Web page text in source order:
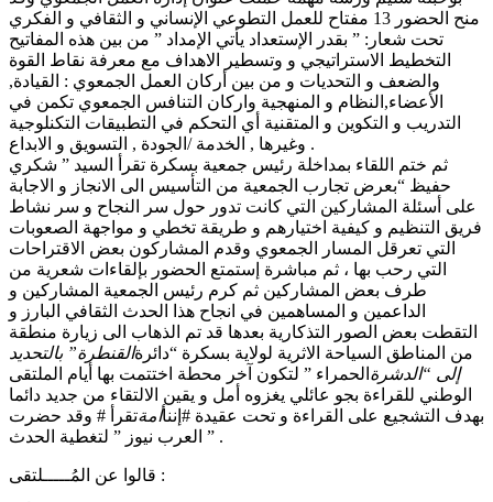
منح الحضور 13 مفتاح للعمل التطوعي الإنساني و الثقافي و الفكري
تحت شعار: ” بقدر الإستعداد يأتي الإمداد ” من بين هذه المفاتيح
التخطيط الاستراتيجي و وتسطير الاهداف مع معرفة نقاط القوة
والضعف و التحديات و من بين أركان العمل الجمعوي : القيادة,
الأعضاء,النظام و المنهجية واركان التنافس الجمعوي تكمن في
التدريب و التكوين و المتقنية أي التحكم في التطبيقات التكنلوجية
وغيرها , الخدمة /الجودة , التسويق و الابداع .
ثم ختم اللقاء بمداخلة رئيس جمعية بسكرة تقرأ السيد ” شكري
حفيظ “بعرض تجارب الجمعية من التأسيس الى الانجاز و الاجابة
على أسئلة المشاركين التي كانت تدور حول سر النجاح و سر نشاط
فريق التنظيم و كيفية اختيارهم و طريقة تخطي و مواجهة الصعوبات
التي تعرقل المسار الجمعوي وقدم المشاركون بعض الاقتراحات
التي رحب بها ، ثم مباشرة إستمتع الحضور بإلقاءات شعرية من
طرف بعض المشاركين ثم كرم رئيس الجمعية المشاركين و
الداعمين و المساهمين في انجاح هذا الحدث الثقافي البارز و
التقطت بعض الصور التذكارية بعدها قد تم الذهاب الى زيارة منطقة
من المناطق السياحة الاثرية لولاية بسكرة “دائرةالقنطرة” بالتحديد
إلى “الدشرة الحمراء ” لتكون آخر محطة اختتمت بها أيام الملتقى
الوطني للقراءة بجو عائلي يغزوه أمل و يقين الالتقاء من جديد دائما
بهدف التشجيع على القراءة و تحت عقيدة #إنناأمةتقرأ # وقد حضرت
” العرب نيوز ” لتغطية الحدث .
قالوا عن المُـــــلتقى :